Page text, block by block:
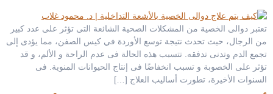
تعتبر دوالى الخصية من المشكلات الصحية الشائعة التى تؤثر على عدد كبير
من الرجال، حيث تحدث نتيجة توسع الأوردة في كيس الصفن، مما يؤدى إلى
تجمع الدم وتدنى تدفقه. تتسبب هذه الحالة فى عدم الراحة و الألم، و قد
تؤثر على الخصوبة و تسبب انخفاضًا فى إنتاج الحيوانات المنوية. فى
السنوات الأخيرة، تطورت أساليب العلاج […]